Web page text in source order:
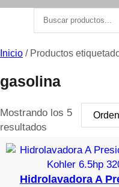
Inicio / Productos
gasolina
Mostrando los 5
resultados
Hidrolavadora A